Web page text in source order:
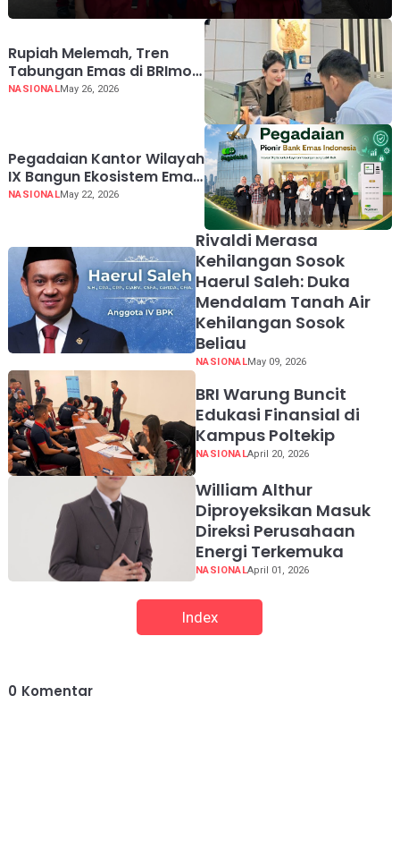
Rupiah Melemah, Tren
Tabungan Emas di BRImo
Semakin Diminati
NASIONALMay 26, 2026
Pegadaian Kantor Wilayah
IX Bangun Ekosistem Emas
Terintegrasi dari Hulu
NASIONALMay 22, 2026
Rivaldi Merasa
Kehilangan Sosok
Haerul Saleh: Duka
Mendalam Tanah Air
Kehilangan Sosok
Beliau
NASIONALMay 09, 2026
BRI Warung Buncit
Edukasi Finansial di
Kampus Poltekip
NASIONALApril 20, 2026
William Althur
Diproyeksikan Masuk
Direksi Perusahaan
Energi Terkemuka
NASIONALApril 01, 2026
Index
0 Komentar